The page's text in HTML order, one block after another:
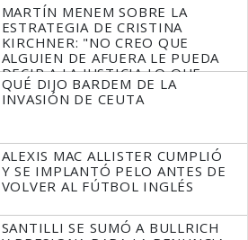
MARTÍN MENEM SOBRE LA
ESTRATEGIA DE CRISTINA
KIRCHNER: "NO CREO QUE
ALGUIEN DE AFUERA LE PUEDA
DECIR A LA JUSTICIA LO QUE
TIENE QUE HACER"
QUÉ DIJO BARDEM DE LA
INVASIÓN DE CEUTA
ALEXIS MAC ALLISTER CUMPLIÓ
Y SE IMPLANTÓ PELO ANTES DE
VOLVER AL FÚTBOL INGLÉS
SANTILLI SE SUMÓ A BULLRICH